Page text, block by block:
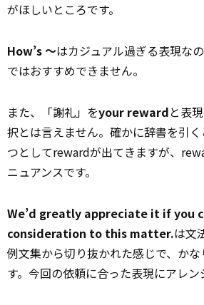
がほしいところです。
How’s ～はカジュアル過ぎる表現な
ではおすすめできません。
また、「謝礼」をyour rewardと表
択とは言えません。確かに辞書を引
つとしてrewardが出てきますが、
ニュアンスです。
We’d greatly appreciate it if you
consideration to this matter.は文
例文集から切り抜かれた感じで、か
す。今回の依頼に合った表現にアレン